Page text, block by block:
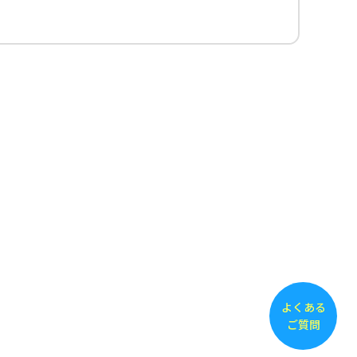
よくある
ご質問